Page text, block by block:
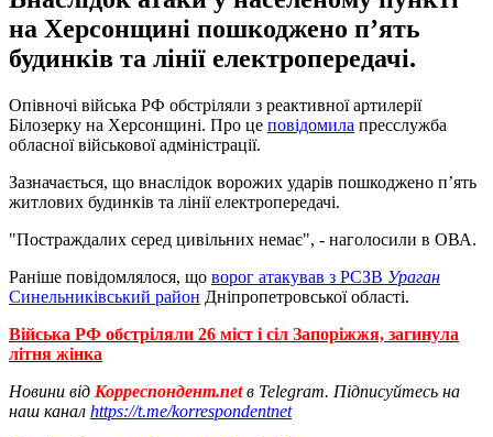
на Херсонщині пошкоджено пʼять
будинків та лінії електропередачі.
Опівночі війська РФ обстріляли з реактивної артилерії
Білозерку на Херсонщині. Про це повідомила пресслужба
обласної військової адміністрації.
Зазначається, що внаслідок ворожих ударів пошкоджено пʼять
житлових будинків та лінії електропередачі.
"Постраждалих серед цивільних немає", - наголосили в ОВА.
Раніше повідомлялося, що ворог атакував з РСЗВ Ураган
Синельниківський район Дніпропетровської області.
Війська РФ обстріляли 26 міст і сіл Запоріжжя, загинула
літня жінка
Новини від Корреспондент.netв Telegram. Підписуйтесь на
наш канал https://t.me/korrespondentnet